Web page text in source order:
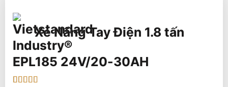
Xe Nâng Tay Điện 1.8 tấn
EPL185 24V/20-30AH